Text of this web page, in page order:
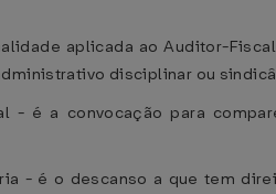
aplicada ao Auditor-
disciplinar ou
- é a convocação para
- é o descanso a que tem